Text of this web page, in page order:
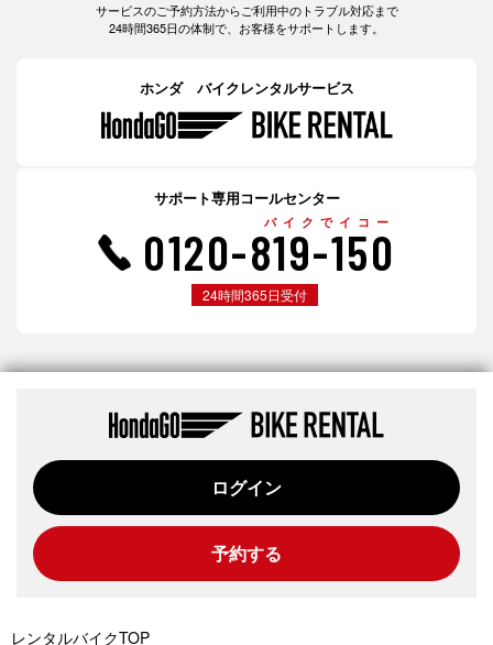
サービスのご予約方法からご利用中のトラブル対応まで
24時間365日の体制で、お客様をサポートします。
ホンダ バイクレンタルサービス
サポート専用コールセンター
バイクでイコー
0120-819-150
24時間365日受付
ログイン
予約する
レンタルバイクTOP